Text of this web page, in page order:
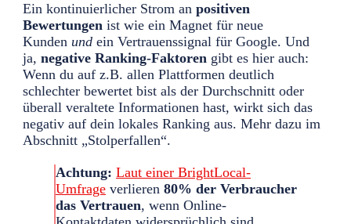
Ein kontinuierlicher Strom an positiven
Bewertungen ist wie ein Magnet für neue
Kunden und ein Vertrauenssignal für Google. Und
ja, negative Ranking-Faktoren gibt es hier auch:
Wenn du auf z.B. allen Plattformen deutlich
schlechter bewertet bist als der Durchschnitt oder
überall veraltete Informationen hast, wirkt sich das
negativ auf dein lokales Ranking aus. Mehr dazu im
Abschnitt „Stolperfallen“.
Achtung: Laut einer BrightLocal-
Umfrage verlieren 80% der Verbraucher
das Vertrauen, wenn Online-